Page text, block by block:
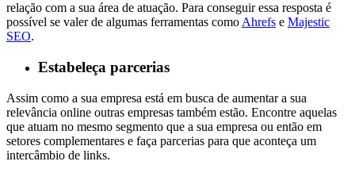
relação com a sua área de atuação. Para conseguir essa resposta é
possível se valer de algumas ferramentas como Ahrefs e Majestic
SEO.
Estabeleça parcerias
Assim como a sua empresa está em busca de aumentar a sua
relevância online outras empresas também estão. Encontre aquelas
que atuam no mesmo segmento que a sua empresa ou então em
setores complementares e faça parcerias para que aconteça um
intercâmbio de links.